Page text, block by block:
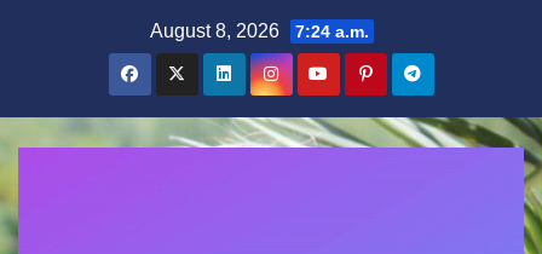
August 8, 2026 7:24 a.m.